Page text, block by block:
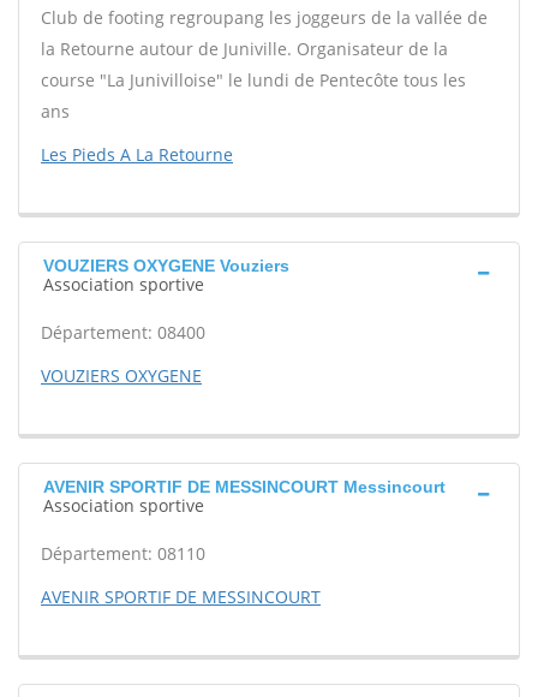
Club de footing regroupang les joggeurs de la vallée de
la Retourne autour de Juniville. Organisateur de la
course "La Junivilloise" le lundi de Pentecôte tous les
ans
Les Pieds A La Retourne
VOUZIERS OXYGENE Vouziers
Association sportive
Département: 08400
VOUZIERS OXYGENE
AVENIR SPORTIF DE MESSINCOURT Messincourt
Association sportive
Département: 08110
AVENIR SPORTIF DE MESSINCOURT